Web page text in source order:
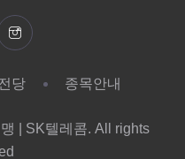
당 종목안내
| SK텔레콤. All rights